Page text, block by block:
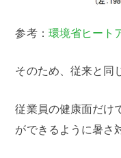
参考： 環境省ヒート
そのため、従来と同
従業員の健康面だけ
ができるように暑さ